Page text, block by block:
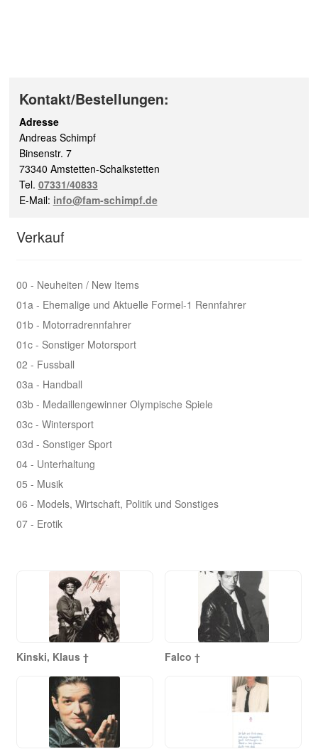
Kontakt/Bestellungen:
Adresse
Andreas Schimpf
Binsenstr. 7
73340 Amstetten-Schalkstetten
Tel. 07331/40833
E-Mail: info@fam-schimpf.de
Verkauf
00 - Neuheiten / New Items
01a - Ehemalige und Aktuelle Formel-1 Rennfahrer
01b - Motorradrennfahrer
01c - Sonstiger Motorsport
02 - Fussball
03a - Handball
03b - Medaillengewinner Olympische Spiele
03c - Wintersport
03d - Sonstiger Sport
04 - Unterhaltung
05 - Musik
06 - Models, Wirtschaft, Politik und Sonstiges
07 - Erotik
Kinski, Klaus † Falco †